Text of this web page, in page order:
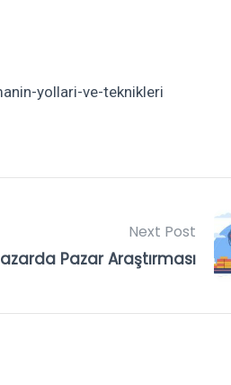
yollari-ve-teknikleri
Next Post
Pazar Araştırması